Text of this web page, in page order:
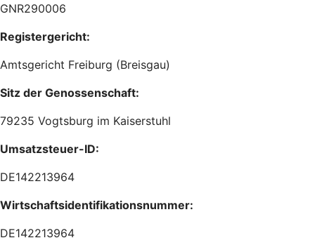
GNR290006
Registergericht:
Amtsgericht Freiburg (Breisgau)
Sitz der Genossenschaft:
79235 Vogtsburg im Kaiserstuhl
Umsatzsteuer-ID:
DE142213964
Wirtschaftsidentifikationsnummer:
DE142213964